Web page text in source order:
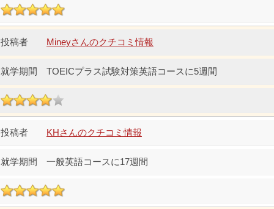
Mineyさんのクチコミ情報
TOEICプラス試験対策英語コースに5週間
KHさんのクチコミ情報
一般英語コースに17週間